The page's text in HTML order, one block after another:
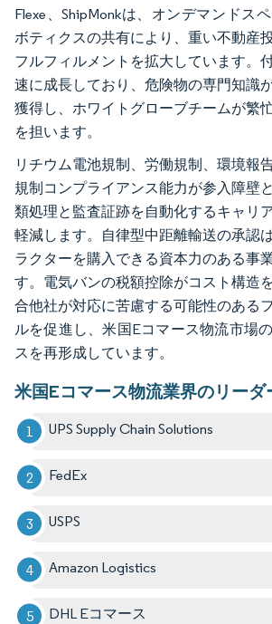
Flexe、ShipMonkは、オンデマンドス
ボティクスの共有により、重い不動産
フルフィルメントを拡大しています。
速に成長しており、危険物の専門知識
獲得し、ホワイトグローブチームが繁
を担います。
リチウム電池規制、労働規制、環境報
規制コンプライアンス能力が参入障壁
類処理と監査証跡を自動化するキャリ
軽減します。自律型中距離輸送の承認
ラクターを購入できる資本力のある事
す。電気バンの税額控除がコスト構造
合他社が対応に苦慮する可能性のある
ルを促進し、米国Eコマース物流市場
スを再形成しています。
米国Eコマース物流業界のリーダ
UPS Supply Chain Solutions
FedEx
USPS
Amazon Logistics
DHL Eコマース